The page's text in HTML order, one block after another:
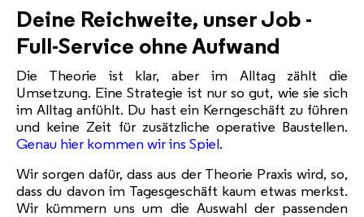
Deine Reichweite, unser Job -
Full-Service ohne Aufwand
Die Theorie ist klar, aber im Alltag zählt die
Umsetzung. Eine Strategie ist nur so gut, wie sie sich
im Alltag anfühlt. Du hast ein Kerngeschäft zu führen
und keine Zeit für zusätzliche operative Baustellen.
Genau hier kommen wir ins Spiel.
Wir sorgen dafür, dass aus der Theorie Praxis wird, so,
dass du davon im Tagesgeschäft kaum etwas merkst.
Wir kümmern uns um die Auswahl der passenden